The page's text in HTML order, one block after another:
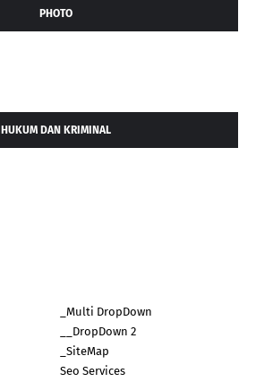
PHOTO
HUKUM DAN KRIMINAL
_Multi DropDown
__DropDown 2
_SiteMap
Seo Services